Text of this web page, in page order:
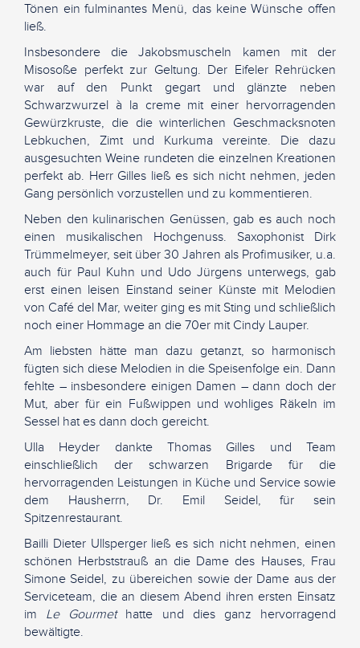
Tönen ein fulminantes Menü, das keine Wünsche offen
ließ.
Insbesondere die Jakobsmuscheln kamen mit der
Misosoße perfekt zur Geltung. Der Eifeler Rehrücken
war auf den Punkt gegart und glänzte neben
Schwarzwurzel à la creme mit einer hervorragenden
Gewürzkruste, die die winterlichen Geschmacksnoten
Lebkuchen, Zimt und Kurkuma vereinte. Die dazu
ausgesuchten Weine rundeten die einzelnen Kreationen
perfekt ab. Herr Gilles ließ es sich nicht nehmen, jeden
Gang persönlich vorzustellen und zu kommentieren.
Neben den kulinarischen Genüssen, gab es auch noch
einen musikalischen Hochgenuss. Saxophonist Dirk
Trümmelmeyer, seit über 30 Jahren als Profimusiker, u.a.
auch für Paul Kuhn und Udo Jürgens unterwegs, gab
erst einen leisen Einstand seiner Künste mit Melodien
von Café del Mar, weiter ging es mit Sting und schließlich
noch einer Hommage an die 70er mit Cindy Lauper.
Am liebsten hätte man dazu getanzt, so harmonisch
fügten sich diese Melodien in die Speisenfolge ein. Dann
fehlte – insbesondere einigen Damen – dann doch der
Mut, aber für ein Fußwippen und wohliges Räkeln im
Sessel hat es dann doch gereicht.
Ulla Heyder dankte Thomas Gilles und Team
einschließlich der schwarzen Brigarde für die
hervorragenden Leistungen in Küche und Service sowie
dem Hausherrn, Dr. Emil Seidel, für sein
Spitzenrestaurant.
Bailli Dieter Ullsperger ließ es sich nicht nehmen, einen
schönen Herbststrauß an die Dame des Hauses, Frau
Simone Seidel, zu übereichen sowie der Dame aus der
Serviceteam, die an diesem Abend ihren ersten Einsatz
im Le Gourmethatte und dies ganz hervorragend
bewältigte.